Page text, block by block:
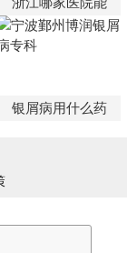
银屑病用什么药